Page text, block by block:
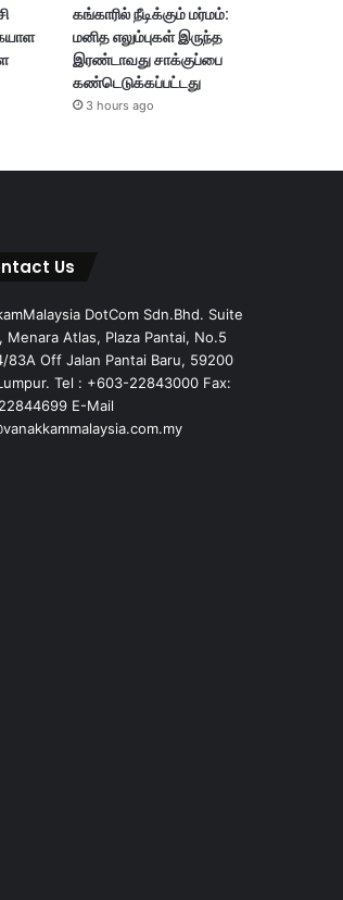
கங்காரில் நீடிக்கும் மர்மம்:
மனித எலும்புகள் இருந்த
இரண்டாவது சாக்குப்பை
கண்டெடுக்கப்பட்டது
3 hours ago
Us
DotCom Sdn.Bhd. Suite
Menara Atlas, Plaza Pantai, No.5
83A Off Jalan Pantai Baru, 59200
Tel : +603-22843000 Fax:
E-Mail